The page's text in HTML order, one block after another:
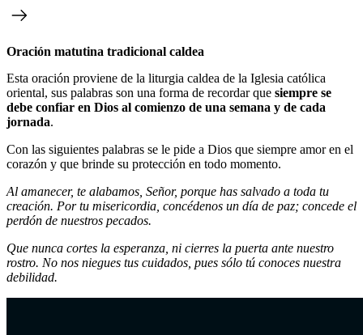
Oración matutina tradicional caldea
Esta oración proviene de la liturgia caldea de la Iglesia católica
oriental, sus palabras son una forma de recordar que siempre se
debe confiar en Dios al comienzo de una semana y de cada
jornada.
Con las siguientes palabras se le pide a Dios que siempre amor en el
corazón y que brinde su protección en todo momento.
Al amanecer, te alabamos, Señor, porque has salvado a toda tu
creación. Por tu misericordia, concédenos un día de paz; concede el
perdón de nuestros pecados.
Que nunca cortes la esperanza, ni cierres la puerta ante nuestro
rostro. No nos niegues tus cuidados, pues sólo tú conoces nuestra
debilidad.